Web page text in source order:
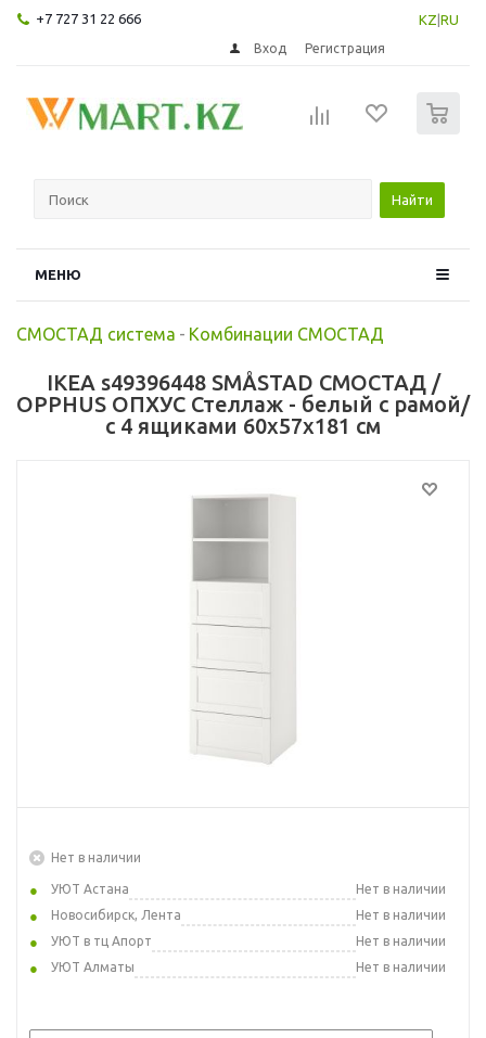
+7 727 31 22 666 KZ RU
Вход Регистрация
Найти
МЕНЮ
СМОСТАД система - Комбинации СМОСТАД
IKEA s49396448 SMÅSTAD СМОСТАД /
OPPHUS ОПХУС Стеллаж - белый с рамой/
с 4 ящиками 60x57x181 см
Нет в наличии
УЮТ Астана
Нет в наличии
Новосибирск, Лента
Нет в наличии
УЮТ в тц Апорт
Нет в наличии
УЮТ Алматы
Нет в наличии